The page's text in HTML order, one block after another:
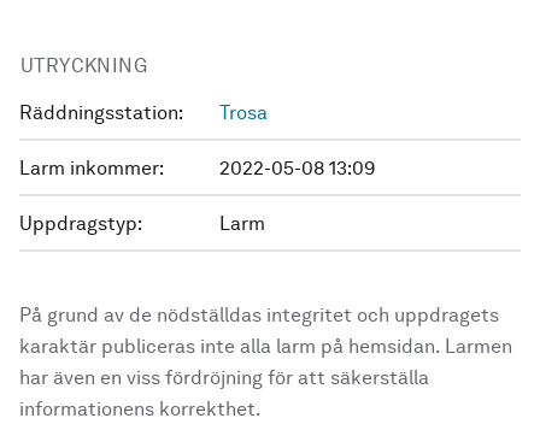
UTRYCKNING
Räddningsstation: Trosa
Larm inkommer: 2022-05-08 13:09
Uppdragstyp: Larm
På grund av de nödställdas integritet och uppdragets
karaktär publiceras inte alla larm på hemsidan. Larmen
har även en viss fördröjning för att säkerställa
informationens korrekthet.